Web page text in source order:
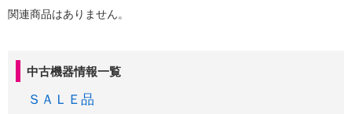
中古機器情報一覧
ＳＡＬＥ品
関連商品はありません。